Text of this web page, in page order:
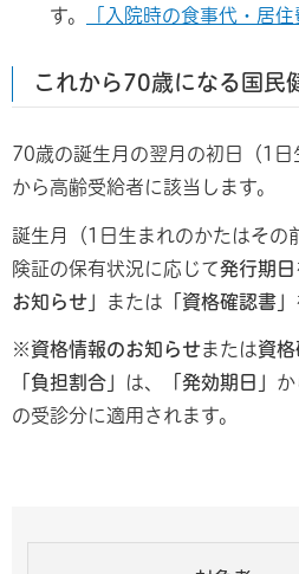
す。
「入院時の食事代・居
これから70歳になる国民
70歳の誕生月の翌月の初日（1日
から高齢受給者に該当します。
誕生月（1日生まれのかたはその
険証の保有状況に応じて発行期日
お知らせ」
または 「資格確認書」
※資格情報のお知らせまたは資格
「負担割合」
は、 「発効期日」 か
の受診分に適用されます。